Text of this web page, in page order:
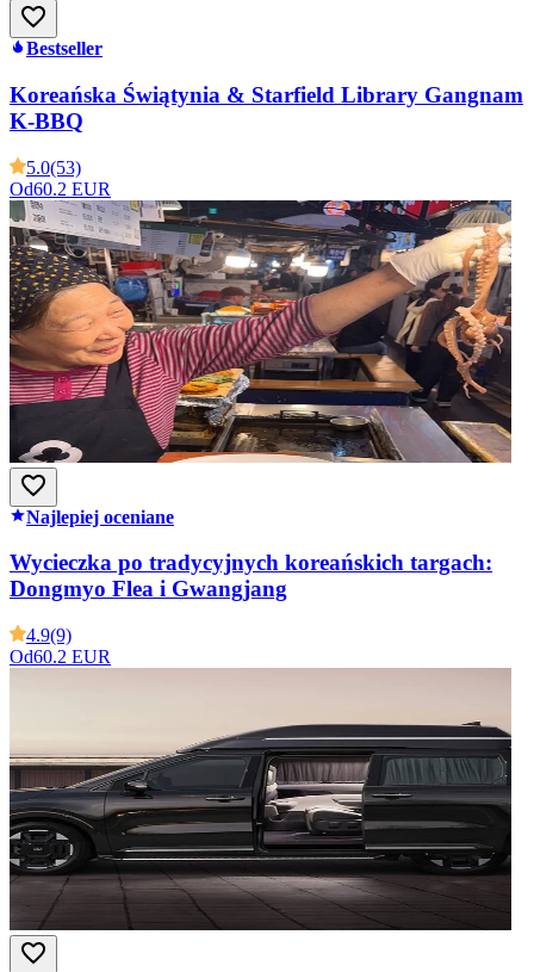
Bestseller
Koreańska Świątynia & Starfield Library Gangnam
K-BBQ
5.0(53)
Od60.2 EUR
Najlepiej oceniane
Wycieczka po tradycyjnych koreańskich targach:
Dongmyo Flea i Gwangjang
4.9(9)
Od60.2 EUR